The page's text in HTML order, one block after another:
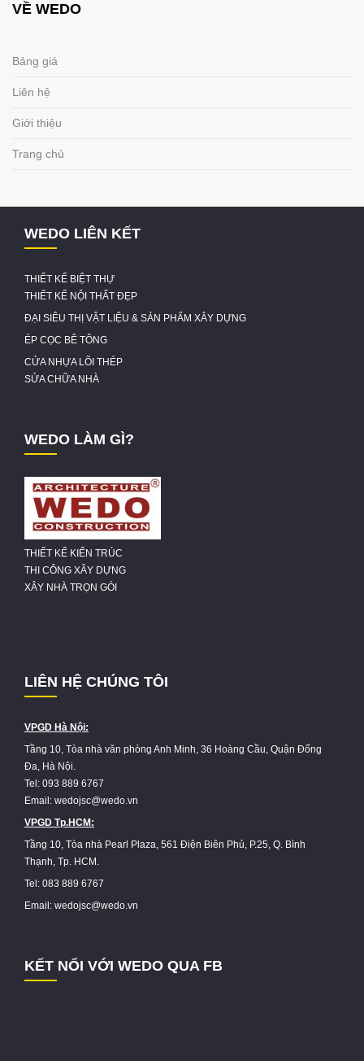
VỀ WEDO
Bảng giá
Liên hệ
Giới thiệu
Trang chủ
WEDO LIÊN KẾT
THIẾT KẾ BIỆT THỰ
THIẾT KẾ NỘI THẤT ĐẸP
ĐẠI SIÊU THỊ VẬT LIỆU & SẢN PHẨM XÂY DỰNG
ÉP CỌC BÊ TÔNG
CỬA NHỰA LÕI THÉP
SỬA CHỮA NHÀ
WEDO LÀM GÌ?
THIẾT KẾ KIẾN TRÚC
THI CÔNG XÂY DỰNG
XÂY NHÀ TRỌN GÓI
LIÊN HỆ CHÚNG TÔI
VPGD Hà Nội:
Tầng 10, Tòa nhà văn phòng Anh Minh, 36 Hoàng Cầu, Quận Đống
Đa, Hà Nội.
Tel: 093 889 6767
Email: wedojsc@wedo.vn
VPGD Tp.HCM:
Tầng 10, Tòa nhà Pearl Plaza, 561 Điện Biên Phủ, P.25, Q. Bình
Thạnh, Tp. HCM.
Tel: 083 889 6767
Email: wedojsc@wedo.vn
KẾT NỐI VỚI WEDO QUA FB